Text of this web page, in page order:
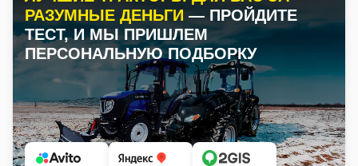
РАЗУМНЫЕ ДЕНЬГИ — ПРОЙДИТЕ
ТЕСТ, И МЫ ПРИШЛЕМ
ПЕРСОНАЛЬНУЮ ПОДБОРКУ